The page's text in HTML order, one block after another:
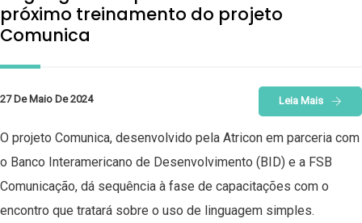
próximo treinamento do projeto
Comunica
27 De Maio De 2024 Leia Mais
O projeto Comunica, desenvolvido pela Atricon em parceria com
o Banco Interamericano de Desenvolvimento (BID) e a FSB
Comunicação, dá sequência à fase de capacitações com o
encontro que tratará sobre o uso de linguagem simples.